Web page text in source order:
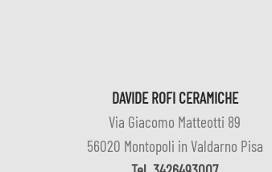
DAVIDE ROFI CERAMICHE
Via Giacomo Matteotti 89
56020 Montopoli in Valdarno Pisa